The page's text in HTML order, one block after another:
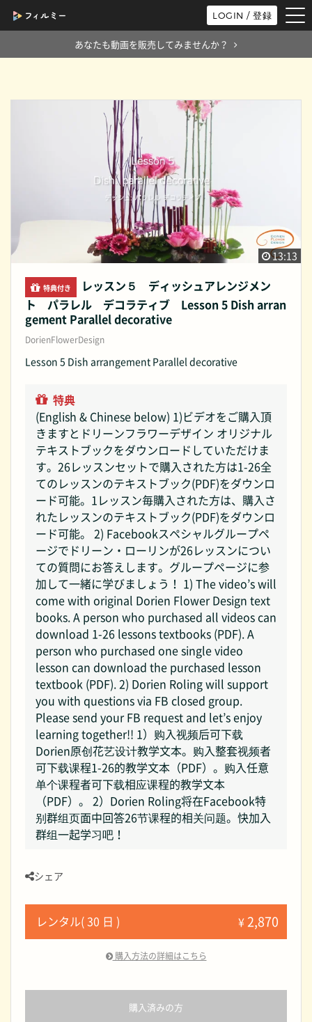
LOGIN / 登録
あなたも動画を販売してみませんか？
13:13
特典付き
レッスン５ ディッシュアレンジメン
ト パラレル デコラティブ Lesson 5 Dish arran
gement Parallel decorative
DorienFlowerDesign
Lesson 5 Dish arrangement Parallel decorative
特典
(English & Chinese below) 1)ビデオをご購入頂
きますとドリーンフラワーデザイン オリジナル
テキストブックをダウンロードしていただけま
す。26レッスンセットで購入された方は1-26全
てのレッスンのテキストブック(PDF)をダウンロ
ード可能。1レッスン毎購入された方は、購入さ
れたレッスンのテキストブック(PDF)をダウンロ
ード可能。 2) Facebookスペシャルグループペ
ージでドリーン・ローリンが26レッスンについ
ての質問にお答えします。グループページに参
加して一緒に学びましょう！ 1) The video’s will
come with original Dorien Flower Design text
books. A person who purchased all videos can
download 1-26 lessons textbooks (PDF). A
person who purchased one single video
lesson can download the purchased lesson
textbook (PDF). 2) Dorien Roling will support
you with questions via FB closed group.
Please send your FB request and let’s enjoy
learning together!! 1）购入视频后可下载
Dorien原创花艺设计教学文本。购入整套视频者
可下载课程1-26的教学文本（PDF）。购入任意
单个课程者可下载相应课程的教学文本
（PDF）。 2）Dorien Roling将在Facebook特
别群组页面中回答26节课程的相关问题。快加入
群组一起学习吧！
シェア
レンタル( 30 日 ) ¥2,870
購入方法の詳細はこちら
購入済みの方